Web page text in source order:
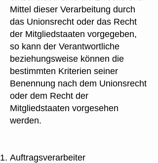
Mittel dieser Verarbeitung durch
das Unionsrecht oder das Recht
der Mitgliedstaaten vorgegeben,
so kann der Verantwortliche
beziehungsweise können die
bestimmten Kriterien seiner
Benennung nach dem Unionsrecht
oder dem Recht der
Mitgliedstaaten vorgesehen
werden.
Auftragsverarbeiter